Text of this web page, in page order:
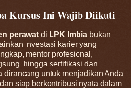
Kursus Ini Wajib Diikuti
perawat di LPK Imbia bukan
investasi karier yang
mentor profesional,
hingga sertifikasi dan
dirancang untuk menjadikan Anda
siap berkontribusi nyata dalam